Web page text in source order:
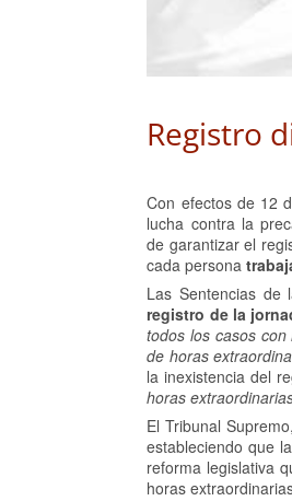
Registro
Con efectos de 12
lucha contra la
de garantizar el
cada persona
Las Sentencias de
registro de la
todos los casos
de horas
la inexistencia del
horas
El Tribunal
estableciendo que
reforma legislativa
horas